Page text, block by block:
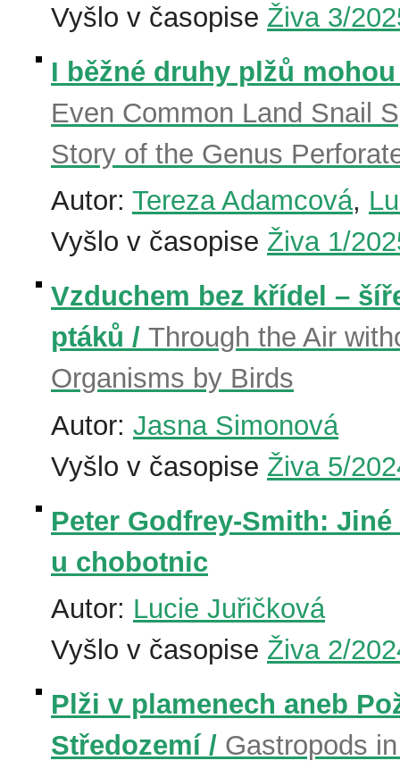
Vyšlo v časopise Živa 3/
I běžné druhy plžů
Even Common Land Snail
Story of the Genus
Autor: Tereza Adamcová,
Vyšlo v časopise Živa 1/
Vzduchem bez křídel –
ptáků / Through the Air
Organisms by Birds
Autor: Jasna Simonová
Vyšlo v časopise Živa 5/
Peter Godfrey-Smith:
u chobotnic
Autor: Lucie Juřičková
Vyšlo v časopise Živa 2/
Plži v plamenech aneb
Středozemí / Gastropods